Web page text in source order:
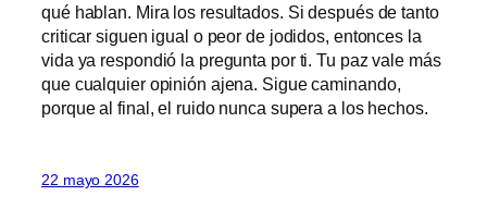
qué hablan. Mira los resultados. Si después de tanto
criticar siguen igual o peor de jodidos, entonces la
vida ya respondió la pregunta por ti. Tu paz vale más
que cualquier opinión ajena. Sigue caminando,
porque al final, el ruido nunca supera a los hechos.
22 mayo 2026